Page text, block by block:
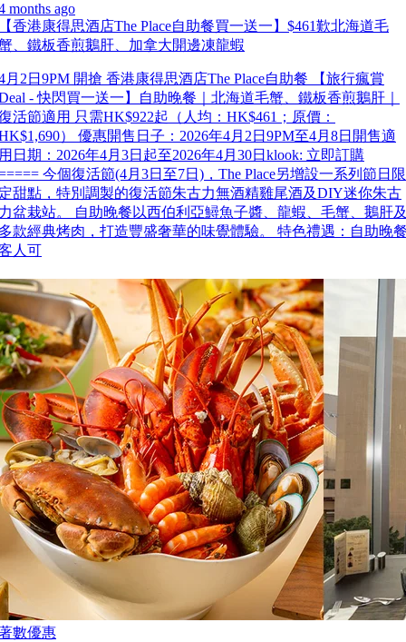
months ago
香港康得思酒店The Place自助餐買一送一】$461歎北海道毛
、鐵板香煎鵝肝、加拿大開邊凍龍蝦
月2日9PM 開搶 香港康得思酒店The Place自助餐 【旅行瘋賞
- 快閃買一送一】自助晚餐｜北海道毛蟹、鐵板香煎鵝肝｜
活節適用 只需HK$922起（人均：HK$461；原價：
） 優惠開售日子：2026年4月2日9PM至4月8日開售適
日期：2026年4月3日起至2026年4月30日klook: 立即訂購
今個復活節(4月3日至7日)，The Place另增設一系列節日限
甜點，特別調製的復活節朱古力無酒精雞尾酒及DIY迷你朱古
盆栽站。 自助晚餐以西伯利亞鱘魚子醬、龍蝦、毛蟹、鵝肝
款經典烤肉，打造豐盛奢華的味覺體驗。 特色禮遇：自助晚
人可
數優惠